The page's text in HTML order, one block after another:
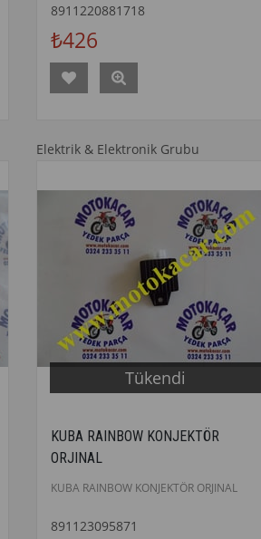
8911220881718
₺426
Elektrik & Elektronik Grubu
Tükendi
KUBA RAINBOW KONJEKTÖR
ORJINAL
KUBA RAINBOW KONJEKTÖR ORJINAL
891123095871